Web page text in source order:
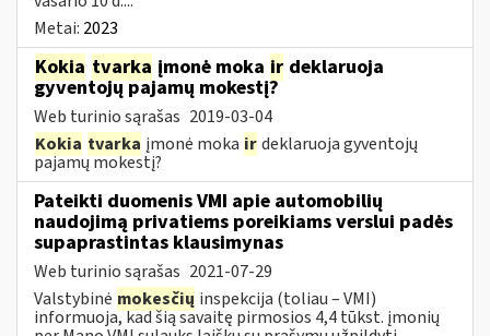
Metai: 2023
Kokia tvarka įmonė moka ir deklaruoja
gyventojų pajamų mokestį?
Web turinio sąrašas 2019-03-04
Kokia tvarka įmonė moka irdeklaruoja gyventojų
pajamų mokestį?
Pateikti duomenis VMI apie automobilių
naudojimą privatiems poreikiams verslui padės
supaprastintas klausimynas
Web turinio sąrašas 2021-07-29
Valstybinė mokesčių inspekcija (toliau – VMI)
informuoja, kad šią savaitę pirmosios 4,4 tūkst. įmonių